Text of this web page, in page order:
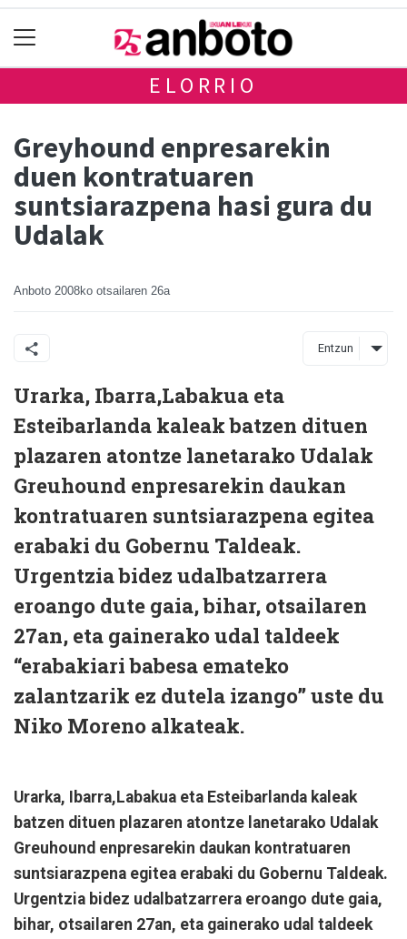
ELORRIO
Greyhound enpresarekin
duen kontratuaren
suntsiarazpena hasi gura du
Udalak
Anboto 2008ko otsailaren 26a
Entzun
Urarka, Ibarra,Labakua eta
Esteibarlanda kaleak batzen dituen
plazaren atontze lanetarako Udalak
Greuhound enpresarekin daukan
kontratuaren suntsiarazpena egitea
erabaki du Gobernu Taldeak.
Urgentzia bidez udalbatzarrera
eroango dute gaia, bihar, otsailaren
27an, eta gainerako udal taldeek
“erabakiari babesa emateko
zalantzarik ez dutela izango” uste du
Niko Moreno alkateak.
Urarka, Ibarra,Labakua eta Esteibarlanda kaleak
batzen dituen plazaren atontze lanetarako Udalak
Greuhound enpresarekin daukan kontratuaren
suntsiarazpena egitea erabaki du Gobernu Taldeak.
Urgentzia bidez udalbatzarrera eroango dute gaia,
bihar, otsailaren 27an, eta gainerako udal taldeek